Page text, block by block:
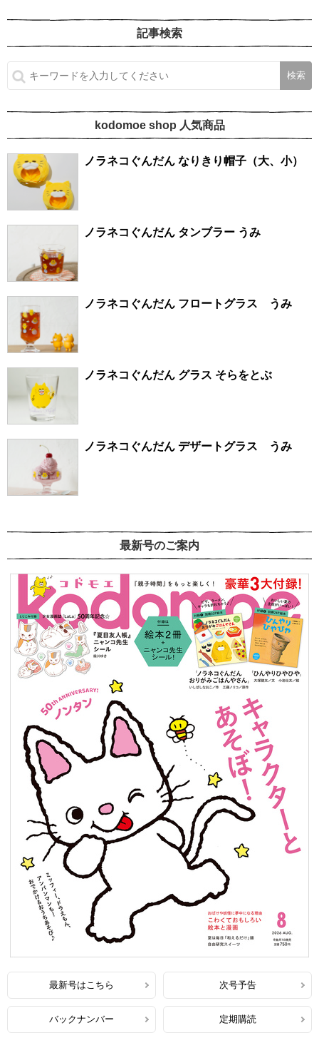
記事検索
kodomoe shop 人気商品
ノラネコぐんだん なりきり帽子（大、小）
ノラネコぐんだん タンブラー うみ
ノラネコぐんだん フロートグラス うみ
ノラネコぐんだん グラス そらをとぶ
ノラネコぐんだん デザートグラス うみ
最新号のご案内
最新号はこちら 次号予告
バックナンバー 定期購読